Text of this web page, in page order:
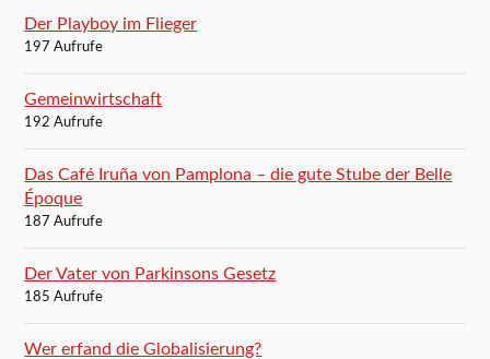
Der Playboy im Flieger
197 Aufrufe
Gemeinwirtschaft
192 Aufrufe
Das Café Iruña von Pamplona – die gute Stube der Belle
Époque
187 Aufrufe
Der Vater von Parkinsons Gesetz
185 Aufrufe
Wer erfand die Globalisierung?